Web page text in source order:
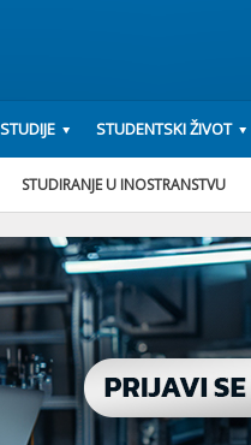
STUDENTSKI ŽIVOT
STUDIRANJE U INOSTRANSTVU